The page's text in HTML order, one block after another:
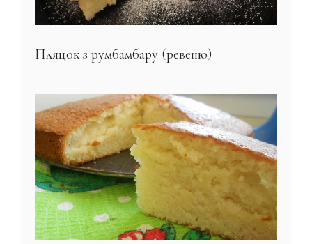
Пляцок з румбамбару (ревеню)